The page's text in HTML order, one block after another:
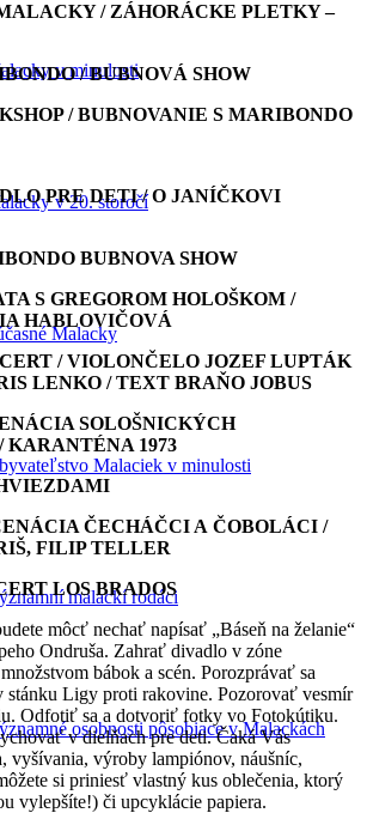
v minulosti
v 20. storočí
Malacky
Malaciek v minulosti
malackí rodáci
osobnosti pôsobiace v Malackách
/ ZÁHORÁCKE PLETKY –
/ BUBNOVÁ SHOW
/ BUBNOVANIE S MARIBONDO
PRE DETI / O JANÍČKOVI
BUBNOVA SHOW
S GREGOROM HOLOŠKOM /
HABLOVIČOVÁ
/ VIOLONČELO JOZEF LUPTÁK
LENKO / TEXT BRAŇO JOBUS
SOLOŠNICKÝCH
1973
ČECHÁČCI A ČOBOLÁCI /
FILIP TELLER
LOS BRADOS
môcť nechať napísať „Báseň na želanie“
Ondruša. Zahrať divadlo v zóne
bábok a scén. Porozprávať sa
stánku Ligy proti rakovine. Pozorovať vesmír
Odfotiť sa a dotvoriť fotky vo Fotokútiku.
v dielňach pre deti. Čaká Vás
vyšívania, výroby lampiónov, náušníc,
si priniesť vlastný kus oblečenia, ktorý
vylepšíte!) či upcyklácie papiera.